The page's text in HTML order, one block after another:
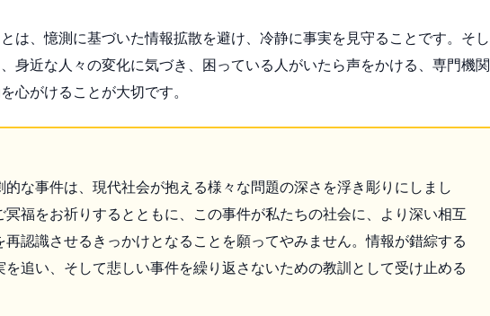
は、憶測に基づいた情報拡散を避け、冷静に事実を見守ることです。そし
身近な人々の変化に気づき、困っている人がいたら声をかける、専門機関
心がけることが大切です。
な事件は、現代社会が抱える様々な問題の深さを浮き彫りにしまし
福をお祈りするとともに、この事件が私たちの社会に、より深い相互
認識させるきっかけとなることを願ってやみません。情報が錯綜する
追い、そして悲しい事件を繰り返さないための教訓として受け止める